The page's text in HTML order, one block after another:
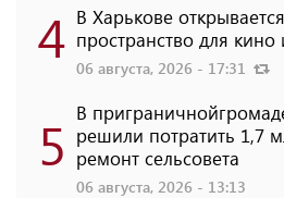
4 В Харькове
пространство для кино
06 августа, 2026 - 17:31
5 В
решили потратить 1,7
ремонт сельсовета
06 августа, 2026 - 13:13